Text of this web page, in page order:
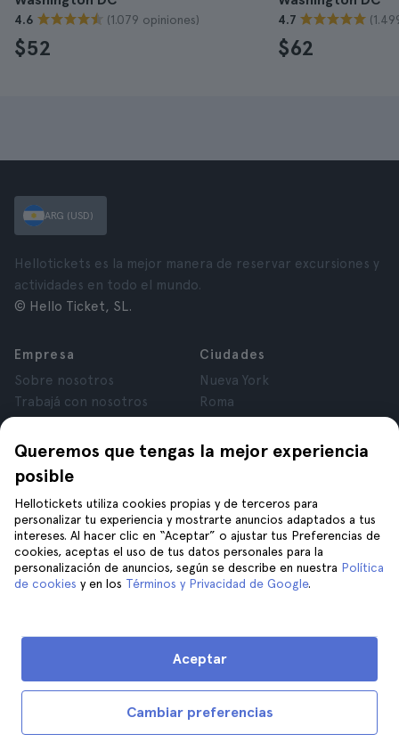
4.6 (1.079 opiniones)
$52
4.7
$62
Queremos que tengas la mejor experiencia
posible
Hellotickets utiliza cookies propias y de terceros para
personalizar tu experiencia y mostrarte anuncios adaptados a tus
intereses. Al hacer clic en “Aceptar” o ajustar tus Preferencias de
cookies, aceptas el uso de tus datos personales para la
personalización de anuncios, según se describe en nuestra Política
de cookies y en los Términos y Privacidad de Google.
Cambiar preferencias
Aceptar
ARG (USD)
Hellotickets es la mejor manera de reservar excursiones y
actividades en todo el mundo.
© Hello Ticket, SL.
Empresa
Sobre nosotros
Trabajá con nosotros
Opiniones
Privacidad
Términos y Condiciones
Aviso Legal
Cookies
Ciudades
Nueva York
Roma
Londres
Granada
Tenerife
Ayuda
Unite a nosotros en